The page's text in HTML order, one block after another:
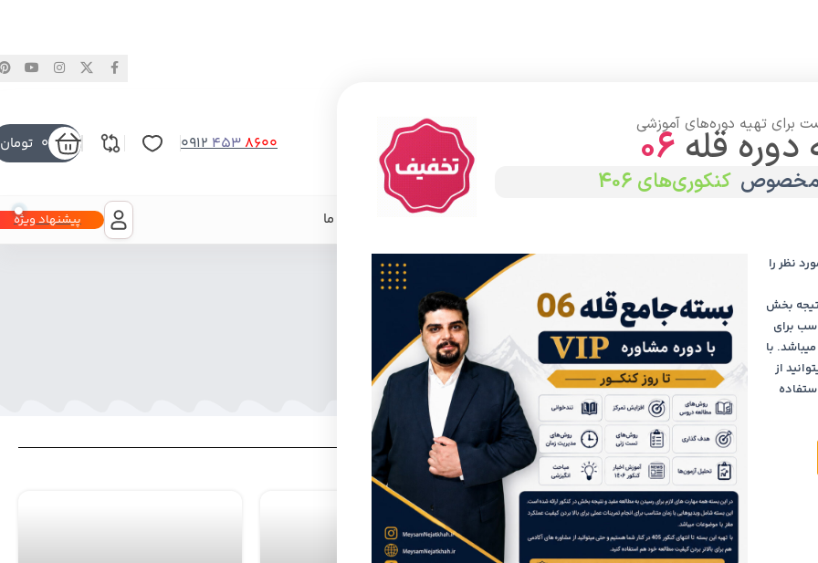
برای تهیه دوره‌های آموزشی
قله 06
مخصوص کنکوری‌های 406
نظر را
بخش
برای
با
میتوانید از
09124538600
0 تومان
رزرو جلسه رایگان با مدیران و مشاوران تماس با ما درباره ما پیشنهاد ویژه
مطالب وبسایت
با